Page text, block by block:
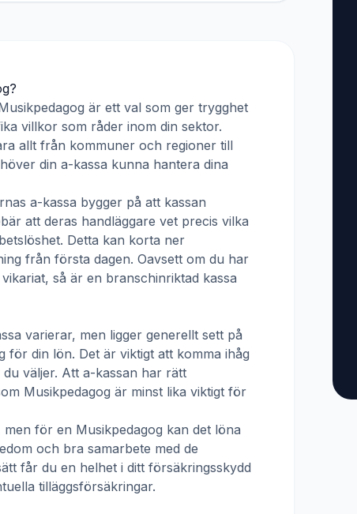
?
är ett val som ger trygghet
villkor som råder inom din sektor.
allt från kommuner och regioner till
din a-kassa kunna hantera dina
a-kassa bygger på att kassan
att deras handläggare vet precis vilka
Detta kan korta ner
från första dagen. Oavsett om du har
så är en branschinriktad kassa
varierar, men ligger generellt sett på
din lön. Det är viktigt att komma ihåg
väljer. Att a-kassan har rätt
Musikpedagog är minst lika viktigt för
men för en Musikpedagog kan det löna
och bra samarbete med de
får du en helhet i ditt försäkringsskydd
tilläggsförsäkringar.